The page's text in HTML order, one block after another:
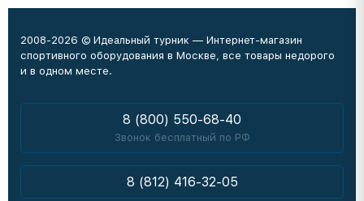
2008-2026 © Идеальный турник — Интернет-магазин
спортивного оборудования в Москве, все товары недорого
и в одном месте.
8 (800) 550-68-40
Звонок бесплатный по РФ
8 (812) 416-32-05